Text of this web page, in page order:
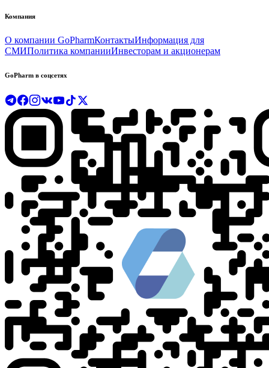
Компания
О компании GoPharmКонтактыИнформация для
СМИПолитика компанииИнвесторам и акционерам
GoPharm в соцсетях